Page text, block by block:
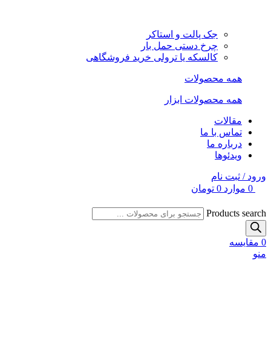
جک پالت و استاکر
چرخ دستی حمل بار
کالسکه یا ترولی خرید فروشگاهی
همه محصولات
همه محصولات ابزار
مقالات
تماس با ما
درباره ما
ویدئوها
ورود / ثبت نام
0 موارد 0 تومان
Products search
0 مقایسه
منو